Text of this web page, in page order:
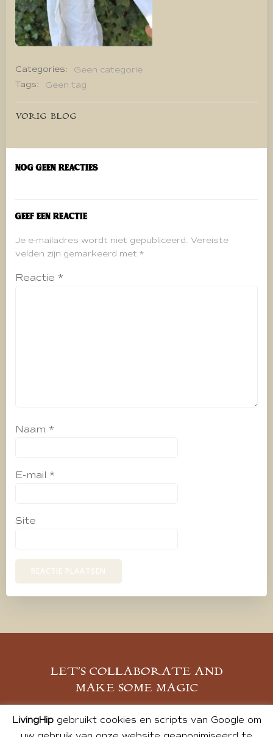
Categories:
Geen categorie
Tags:
Geen tag
Bericht
navigatie
VORIG BLOG
Nog geen reacties
Geef een reactie
Je e-mailadres wordt niet gepubliceerd. Vereiste
velden zijn gemarkeerd met *
Reactie *
Naam *
E-mail *
Site
LET’S COLLABORATE AND
MAKE SOME MAGIC
MELD JE AAN
LivingHipgebruikt cookies en scripts van Google om